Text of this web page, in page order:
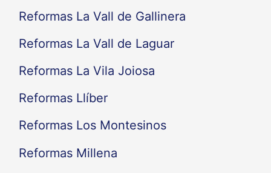
Reformas La Vall de Gallinera
Reformas La Vall de Laguar
Reformas La Vila Joiosa
Reformas Llíber
Reformas Los Montesinos
Reformas Millena